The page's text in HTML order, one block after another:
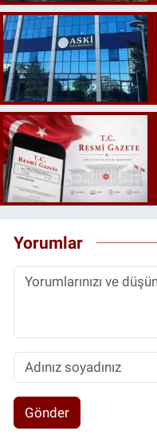
Yorumlar
Gönder